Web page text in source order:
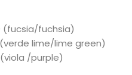
(fucsia/fuchsia)
lime/lime green)
/purple)